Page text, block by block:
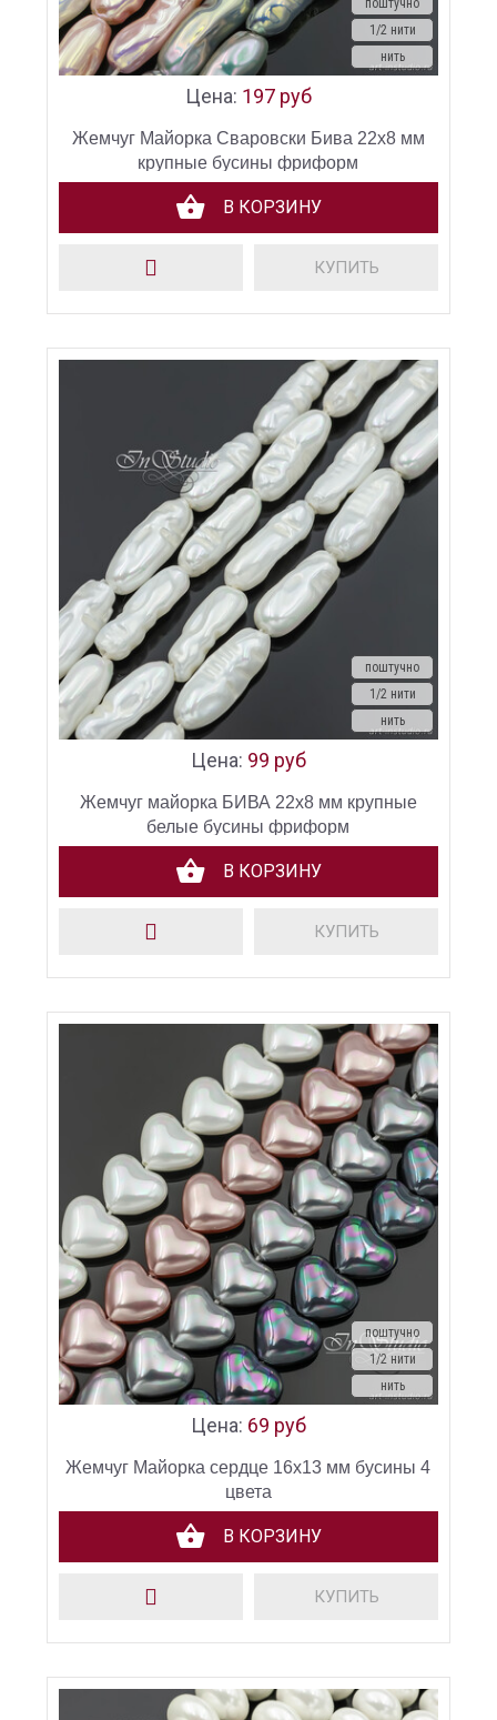
поштучно
1/2 нити
нить
Цена: 197 руб
Жемчуг Майорка Сваровски Бива 22х8 мм
крупные бусины фриформ
В КОРЗИНУ
КУПИТЬ
поштучно
1/2 нити
нить
Цена: 99 руб
Жемчуг майорка БИВА 22х8 мм крупные
белые бусины фриформ
В КОРЗИНУ
КУПИТЬ
поштучно
1/2 нити
нить
Цена: 69 руб
Жемчуг Майорка сердце 16х13 мм бусины 4
цвета
В КОРЗИНУ
КУПИТЬ